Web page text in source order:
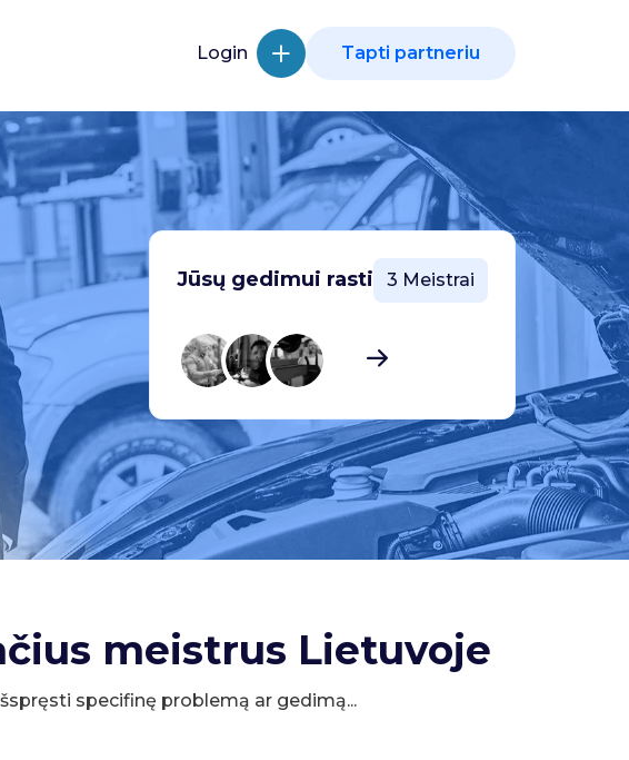
Login Tapti partneriu
Jūsų gedimui rasti 3 Meistrai
meistrus Lietuvoje
specifinę problemą ar gedimą...